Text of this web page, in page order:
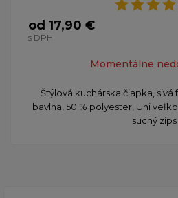
od 17,90 €
s DPH
Momentálne
Štýlová kuchárska čiapka, sivá
bavlna, 50 % polyester, Uni
suchý zips